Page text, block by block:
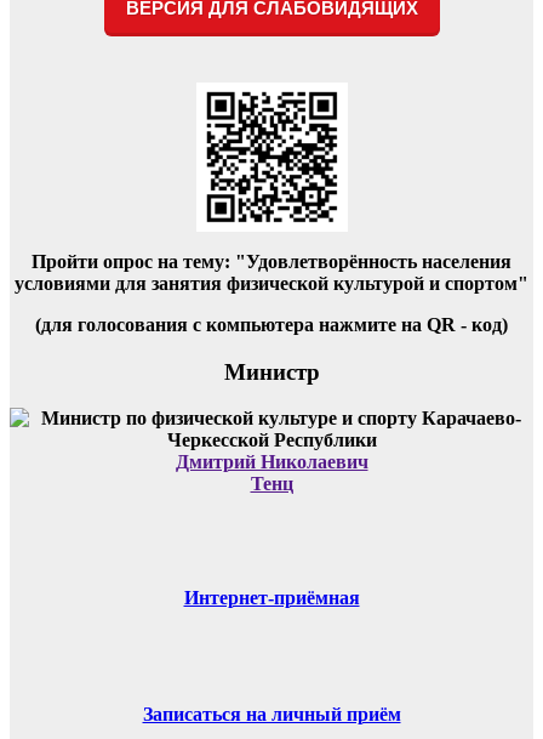
ВЕРСИЯ ДЛЯ СЛАБОВИДЯЩИХ
Пройти опрос на тему: "Удовлетворённость населения
условиями для занятия физической культурой и спортом"
(для голосования с компьютера нажмите на QR - код)
Министр
Дмитрий Николаевич
Тенц
Интернет-приёмная
Записаться на личный приём